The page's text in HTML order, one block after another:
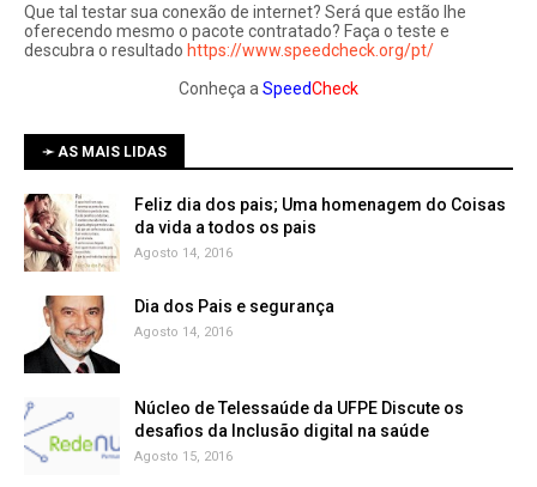
Que tal testar sua conexão de internet? Será que estão lhe
oferecendo mesmo o pacote contratado? Faça o teste e
descubra o resultado https://www.speedcheck.org/pt/
Conheça a SpeedCheck
➛ AS MAIS LIDAS
Feliz dia dos pais; Uma homenagem do Coisas
da vida a todos os pais
Agosto 14, 2016
Dia dos Pais e segurança
Agosto 14, 2016
Núcleo de Telessaúde da UFPE Discute os
Agosto 15, 2016